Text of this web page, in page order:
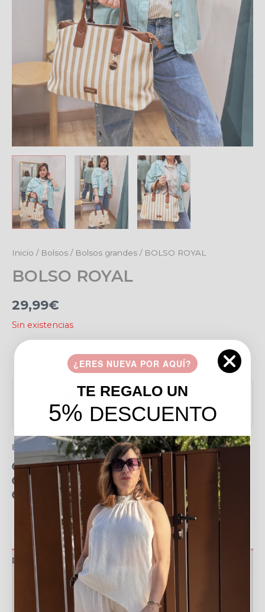
Inicio / Bolsos / Bolsos grandes / BOLSO ROYAL
BOLSO ROYAL
29,99€
Sin existencias
Añadir a favoritos
Envío gratis en pedidos de más de 49 €
15 días para realizar devoluciones
Resolvemos tus dudas por llamada o WhatsApp
Recogida en tienda gratis
Descripción
Valoraciones (0)
Política de devoluciones
¿ERES NUEVA POR AQUÍ?
TE REGALO UN
5% DESCUENTO